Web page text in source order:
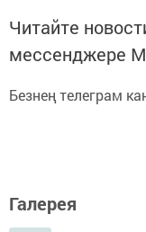
Читайте
мессенджере
Безнең телеграм
Галерея